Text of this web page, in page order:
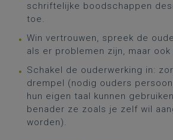
schriftelijke boodschappen
toe.
Win vertrouwen, spreek de
als er problemen zijn, maar
Schakel de ouderwerking in:
drempel (nodig ouders
hun eigen taal kunnen
benader ze zoals je zelf wil
worden).